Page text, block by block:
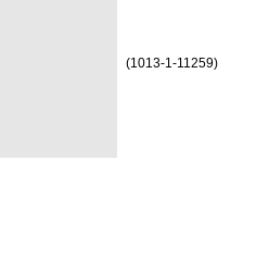
(1013-1-11259)